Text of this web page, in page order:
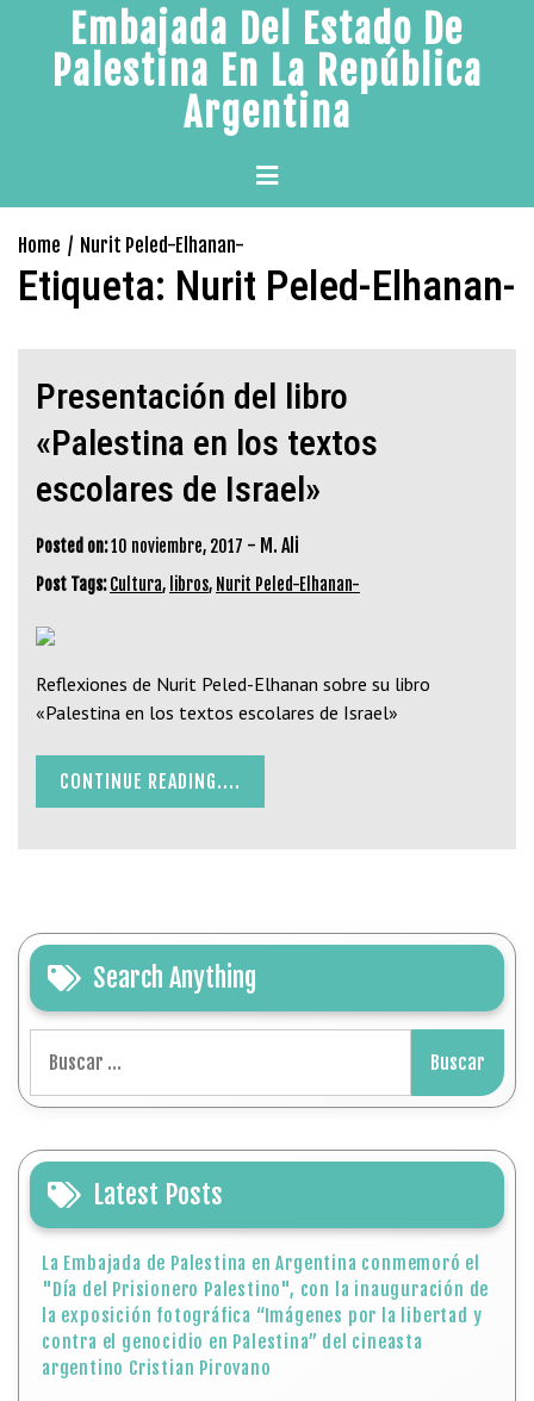
content
Embajada Del Estado De
Palestina En La República
Argentina
Primary
Menu
Home Nurit Peled-Elhanan-
Etiqueta: Nurit Peled-Elhanan-
Presentación del libro
«Palestina en los textos
escolares de Israel»
Posted on:10 noviembre, 2017 - M. Ali
Post Tags:Cultura, libros, Nurit Peled-Elhanan-
Reflexiones de Nurit Peled-Elhanan sobre su libro
«Palestina en los textos escolares de Israel»
CONTINUE READING....
Search Anything
Latest Posts
La Embajada de Palestina en Argentina conmemoró el
"Día del Prisionero Palestino", con la inauguración de
la exposición fotográfica “Imágenes por la libertad y
contra el genocidio en Palestina” del cineasta
argentino Cristian Pirovano